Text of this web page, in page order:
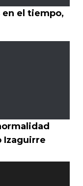
en el tiempo,
Izaguirre